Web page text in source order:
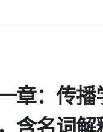
章：传播
含名词解